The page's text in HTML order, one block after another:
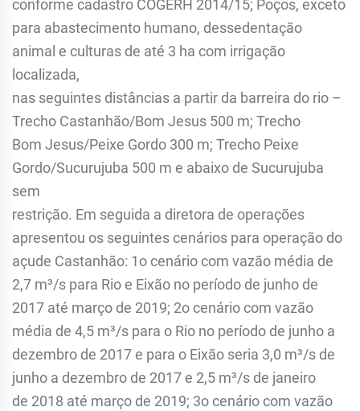
conforme cadastro COGERH 2014/15; Poços, exceto
para abastecimento humano, dessedentação
animal e culturas de até 3 ha com irrigação
localizada,
nas seguintes distâncias a partir da barreira do rio –
Trecho Castanhão/Bom Jesus 500 m; Trecho
Bom Jesus/Peixe Gordo 300 m; Trecho Peixe
Gordo/Sucurujuba 500 m e abaixo de Sucurujuba
sem
restrição. Em seguida a diretora de operações
apresentou os seguintes cenários para operação do
açude Castanhão: 1o cenário com vazão média de
2,7 m³/s para Rio e Eixão no período de junho de
2017 até março de 2019; 2o cenário com vazão
média de 4,5 m³/s para o Rio no período de junho a
dezembro de 2017 e para o Eixão seria 3,0 m³/s de
junho a dezembro de 2017 e 2,5 m³/s de janeiro
de 2018 até março de 2019; 3o cenário com vazão